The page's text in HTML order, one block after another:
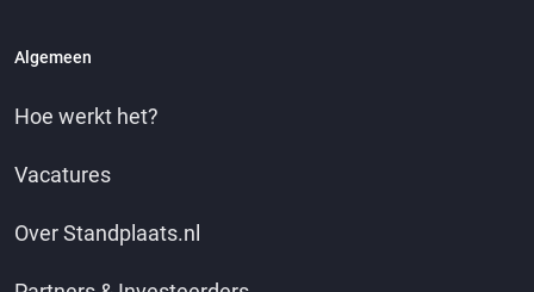
Algemeen
Hoe werkt het?
Vacatures
Over Standplaats.nl